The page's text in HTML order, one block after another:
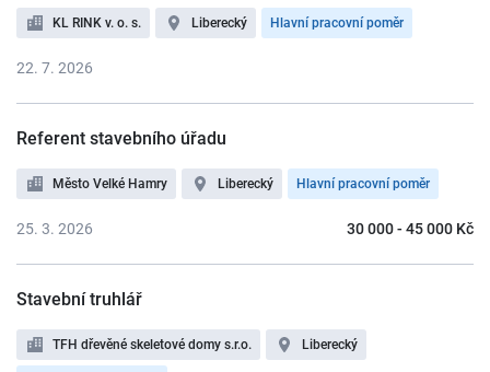
KL RINK v. o. s. Liberecký Hlavní pracovní poměr
22. 7. 2026
Referent stavebního úřadu
Město Velké Hamry Liberecký Hlavní pracovní poměr
30 000 - 45 000 Kč
25. 3. 2026
Stavební truhlář
TFH dřevěné skeletové domy s.r.o. Liberecký